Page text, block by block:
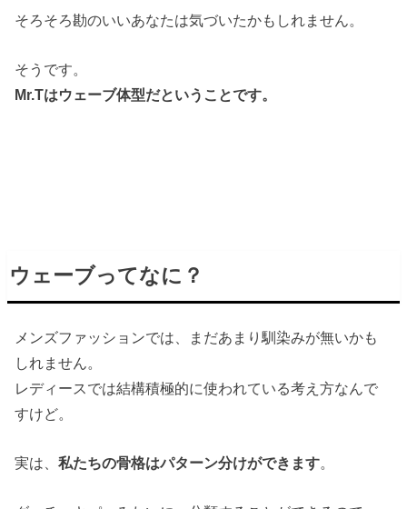
そろそろ勘のいいあなたは気づいたかもしれません。
そうです。
Mr.Tはウェーブ体型だということです。
ウェーブってなに？
メンズファッションでは、まだあまり馴染みが無いかも
しれません。
レディースでは結構積極的に使われている考え方なんで
すけど。
実は、私たちの骨格はパターン分けができます。